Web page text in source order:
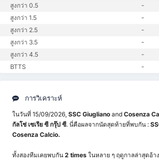
สูงกว่า 0.5 -
สูงกว่า 1.5 -
สูงกว่า 2.5 -
สูงกว่า 3.5 -
สูงกว่า 4.5 -
BTTS -
การวิเคราะห์
ในวันที่ 15/09/2026, SSC Giugliano and Cosenza
กัลโช่ เซเรีย ซี กรุ๊ป ซี. นี่คือผลจากนัดสุดท้ายที่พบกัน :
Cosenza Calcio.
ทั้งสองทีมเคยพบกัน 2 times ในหลาย ๆ ฤดูกาลล่าสุดอ้า